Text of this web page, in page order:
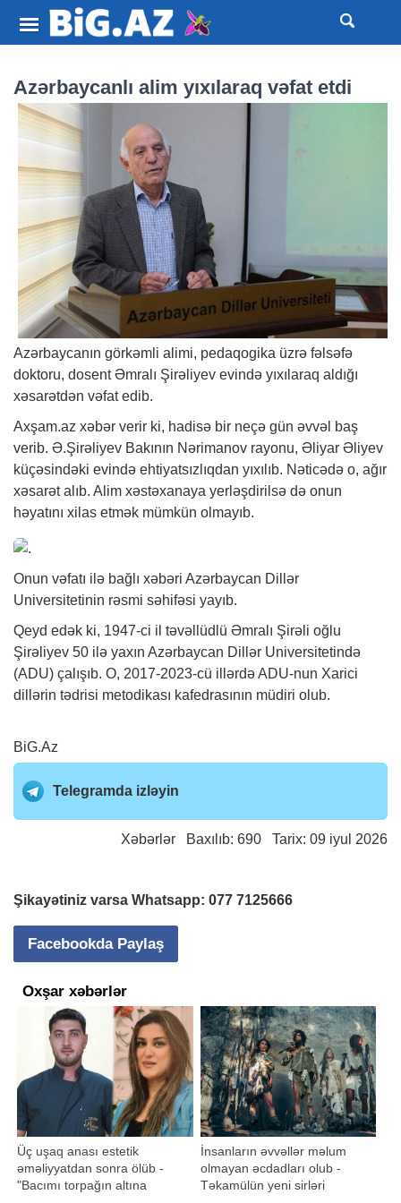
Azərbaycanlı alim yıxılaraq vəfat etdi
Azərbaycanın görkəmli alimi, pedaqogika üzrə fəlsəfə
doktoru, dosent Əmralı Şirəliyev evində yıxılaraq aldığı
xəsarətdən vəfat edib.
Axşam.az xəbər verir ki, hadisə bir neçə gün əvvəl baş
verib. Ə.Şirəliyev Bakının Nərimanov rayonu, Əliyar Əliyev
küçəsindəki evində ehtiyatsızlıqdan yıxılıb. Nəticədə o, ağır
xəsarət alıb. Alim xəstəxanaya yerləşdirilsə də onun
həyatını xilas etmək mümkün olmayıb.
Onun vəfatı ilə bağlı xəbəri Azərbaycan Dillər
Universitetinin rəsmi səhifəsi yayıb.
Qeyd edək ki, 1947-ci il təvəllüdlü Əmralı Şirəli oğlu
Şirəliyev 50 ilə yaxın Azərbaycan Dillər Universitetində
(ADU) çalışıb. O, 2017-2023-cü illərdə ADU-nun Xarici
dillərin tədrisi metodikası kafedrasının müdiri olub.
BiG.Az
Telegramda izləyin
Xəbərlər Baxılıb: 690 Tarix: 09 iyul 2026
Şikayətiniz varsa Whatsapp: 077 7125666
Facebookda Paylaş
Oxşar xəbərlər
Üç uşaq anası estetik
əməliyyatdan sonra ölüb -
"Bacımı torpağın altına
İnsanların əvvəllər məlum
olmayan əcdadları olub -
Təkamülün yeni sirləri